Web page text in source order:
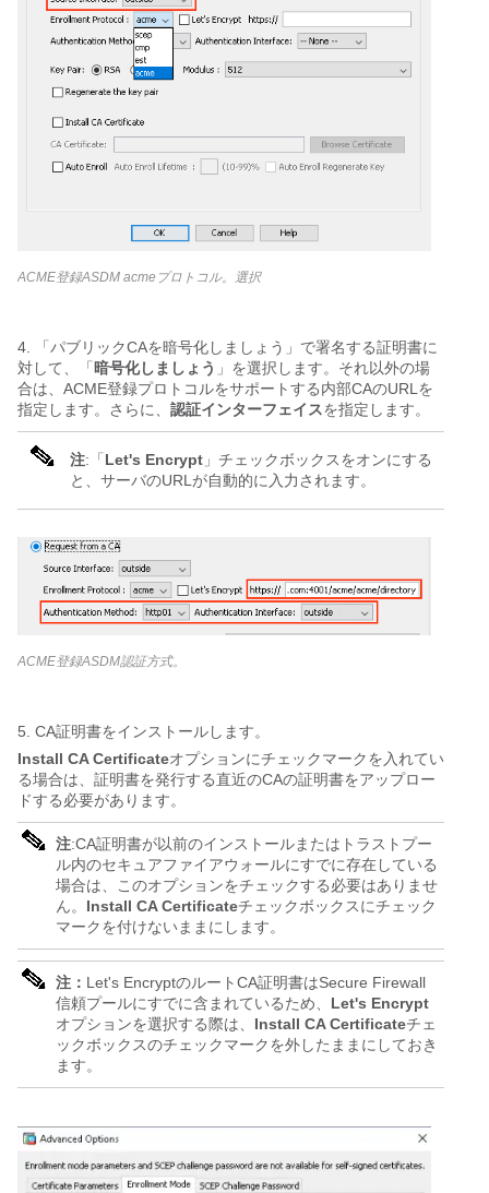
ACME登録ASDM acmeプロトコル。選択
4. 「パブリックCAを暗号化しましょう」で署名する証明書に
対して、「 暗号化しましょう 」を選択します。それ以外の場
合は、ACME登録プロトコルをサポートする内部CAのURLを
指定します。さらに、 認証インターフェイスを指定します。
注:「 Let's Encrypt 」チェックボックスをオンにする
と、サーバのURLが自動的に入力されます。
ACME登録ASDM認証方式。
5. CA証明書をインストールします。
Install CA Certificateオプションにチェックマークを入れてい
る場合は、証明書を発行する直近のCAの証明書をアップロー
ドする必要があります。
注:CA証明書が以前のインストールまたはトラストプー
ル内のセキュアファイアウォールにすでに存在している
場合は、このオプションをチェックする必要はありませ
ん。 Install CA Certificateチェックボックスにチェック
マークを付けないままにします。
注： Let's EncryptのルートCA証明書はSecure Firewall
信頼プールにすでに含まれているため、 Let's Encrypt
オプションを選択する際は、 Install CA Certificateチェ
ックボックスのチェックマークを外したままにしておき
ます。